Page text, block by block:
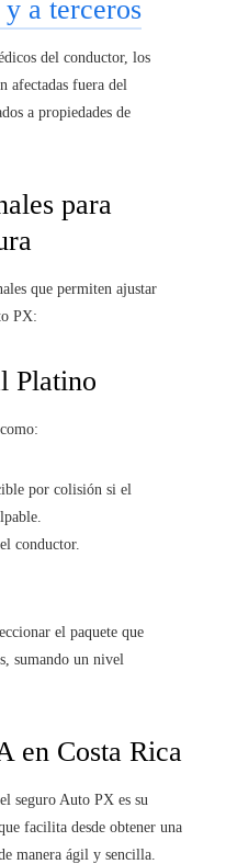
a terceros
del conductor, los
afectadas fuera del
a propiedades de
para
que permiten ajustar
PX:
Platino
por colisión si el
conductor.
el paquete que
sumando un nivel
en Costa Rica
seguro Auto PX es su
facilita desde obtener una
manera ágil y sencilla.